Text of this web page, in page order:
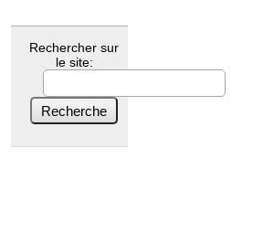
Rechercher sur
le site: